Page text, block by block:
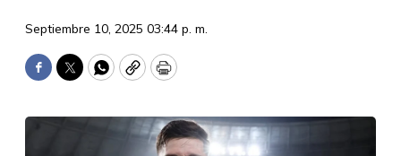
Septiembre 10, 2025 03:44 p. m.
Facebook
TwitterWhatsApp
CopyPrint